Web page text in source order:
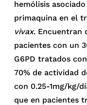
hemólisis
primaquina en el
vivax. Encuentran
pacientes con un
G6PD tratados
70% de actividad
con 0.25-1mg/kg/
que en pacientes